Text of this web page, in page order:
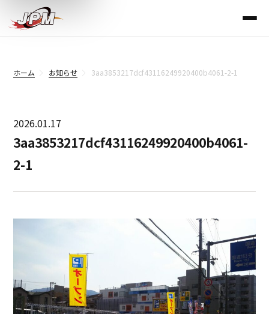
ホーム お知らせ 3aa3853217dcf43116249920400b4061-2-1
2026.01.17
3aa3853217dcf43116249920400b4061-
2-1